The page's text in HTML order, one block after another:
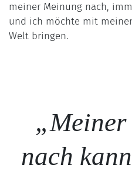
meiner Meinung nach,
und ich möchte mit
Welt bringen.
nach